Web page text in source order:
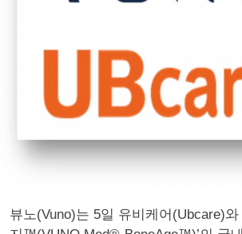
뷰노(Vuno)는 5일 유비케어(Ubcare)와